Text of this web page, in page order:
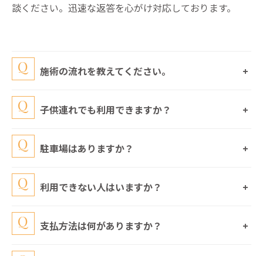
談ください。迅速な返答を心がけ対応しております。
施術の流れを教えてください。
子供連れでも利用できますか？
駐車場はありますか？
利用できない人はいますか？
支払方法は何がありますか？